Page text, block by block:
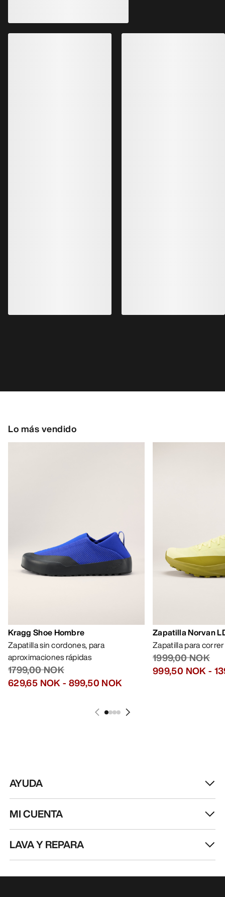
Lo más vendido
Kragg Shoe Hombre
Zapatilla sin cordones, para
aproximaciones rápidas
1799,00 NOK
629,65 NOK- 899,50 NOK
Zapatilla Norvan
Zapatilla para
1999,00 NOK
999,50 NOK-
AYUDA
MI CUENTA
LAVA Y REPARA